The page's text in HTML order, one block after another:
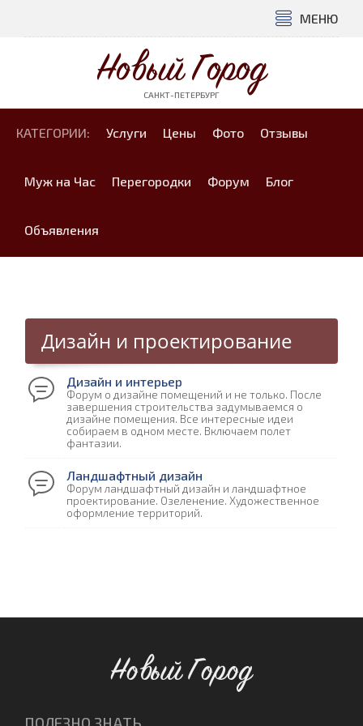
МЕНЮ
Новый Город
САНКТ-ПЕТЕРБУРГ
КАТЕГОРИИ: Услуги Цены Фото Отзывы
Муж на Час Перегородки Форум Блог
Объявления
Дизайн и проектирование
Дизайн и интерьер
Форум о дизайне помещений и не только. После
завершения строительства задумываемся о
дизайне помещения. Все интересные идеи
собираем в одном месте. Включаем полет
фантазии.
Ландшафтный дизайн
Форум ландшафтный дизайн и ландшафтное
проектирование. Озеленение. Художественное
оформление территорий.
Новый Город